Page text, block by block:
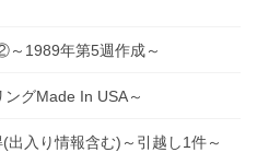
1989年第5週作成～
グMade In USA～
入り情報含む)～引越し1件～